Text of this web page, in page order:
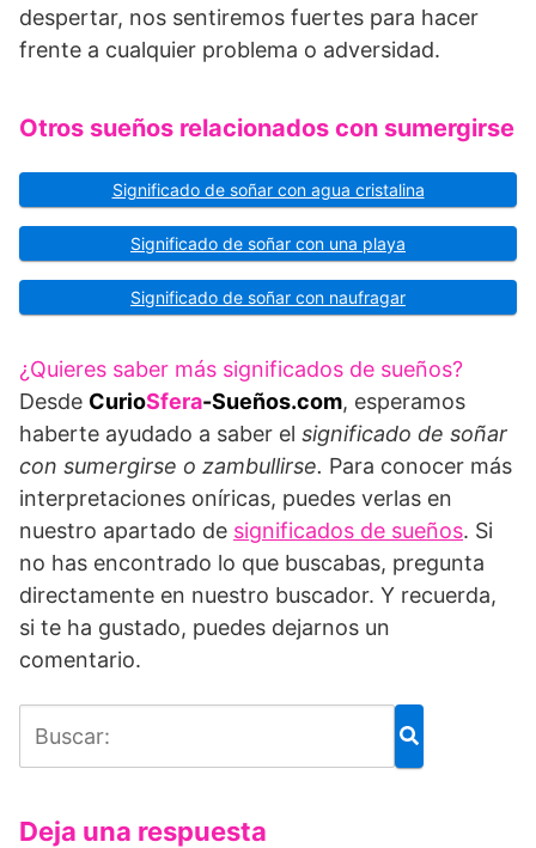
despertar, nos sentiremos fuertes para hacer
frente a cualquier problema o adversidad.
Otros sueños relacionados con sumergirse
Significado de soñar con agua cristalina
Significado de soñar con una playa
Significado de soñar con naufragar
¿Quieres saber más significados de sueños?
Desde CurioSfera-Sueños.com, esperamos
haberte ayudado a saber el significado de soñar
con sumergirse o zambullirse. Para conocer más
interpretaciones oníricas, puedes verlas en
nuestro apartado de significados de sueños. Si
no has encontrado lo que buscabas, pregunta
directamente en nuestro buscador. Y recuerda,
si te ha gustado, puedes dejarnos un
comentario.
Deja una respuesta